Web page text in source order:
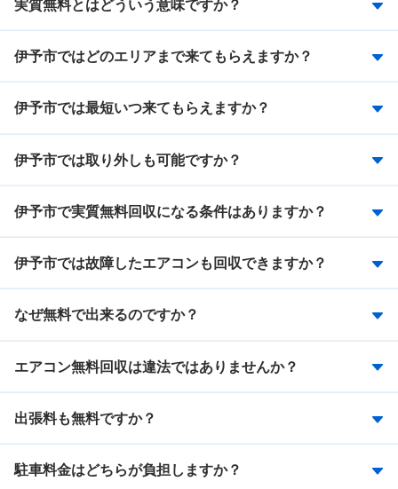
伊予市ではどのエリアまで来てもらえますか？
伊予市では最短いつ来てもらえますか？
伊予市では取り外しも可能ですか？
伊予市で実質無料回収になる条件はありますか？
伊予市では故障したエアコンも回収できますか？
なぜ無料で出来るのですか？
エアコン無料回収は違法ではありませんか？
出張料も無料ですか？
駐車料金はどちらが負担しますか？